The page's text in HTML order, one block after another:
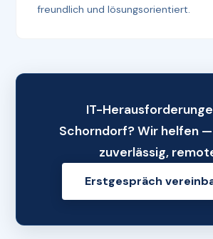
freundlich und lösungsorientiert.
IT-
Schorndorf? Wir helfen
zuverlässig,
Erstgespräch